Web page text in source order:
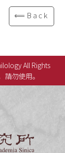
⟸Back
All Rights
勿使用。